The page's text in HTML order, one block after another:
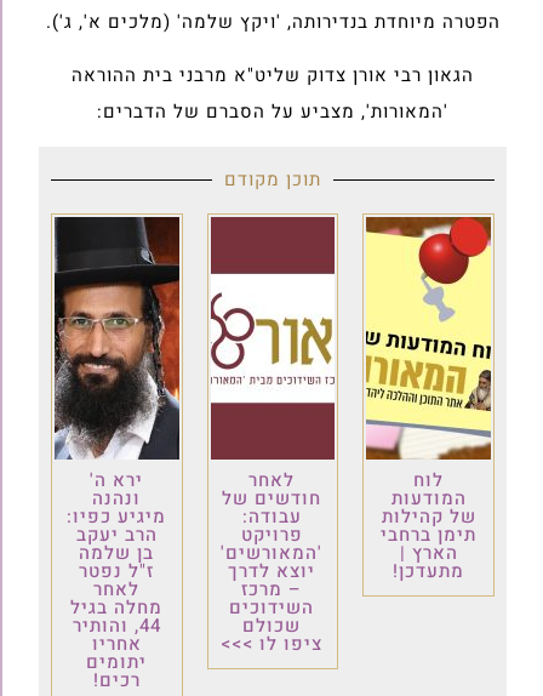
הפטרה מיוחדת בנדירותה, 'ויקץ שלמה' (מלכים א', ג').
הגאון רבי אורן צדוק שליט"א מרבני בית ההוראה
'המאורות', מצביע על הסברם של הדברים:
תוכן מקודם
לוח
המודעות
של קהילות
תימן ברחבי
הארץ |
מתעדכן!
לאחר
חודשים של
עבודה:
פרויקט
'המאורשים'
יוצא לדרך
– מרכז
השידוכים
שכולם
ציפו לו >>>
ירא ה'
ונהנה
מיגיע כפיו:
הרב יעקב
בן שלמה
ז"ל נפטר
לאחר
מחלה בגיל
44, והותיר
אחריו
יתומים
רכים!